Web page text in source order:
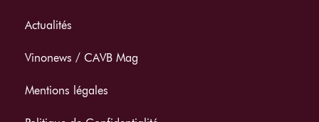
Actualités
Vinonews / CAVB Mag
Mentions légales